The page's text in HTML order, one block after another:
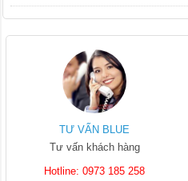
TƯ VẤN BLUE
Tư vấn khách hàng
Hotline: 0973 185 258